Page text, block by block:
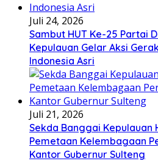
Juli 24, 2026
Sambut HUT Ke-25 Partai
Kepulauan Gelar Aksi
Indonesia Asri
Juli 21, 2026
Sekda Banggai Kepulauan
Pemetaan Kelembagaan
Kantor Gubernur Sulteng